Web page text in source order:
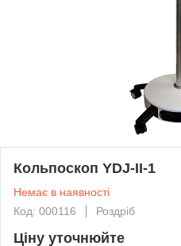
Кольпоскоп YDJ-II-1
Немає в наявності
Код: 000116
Роздріб
Ціну уточнюйте